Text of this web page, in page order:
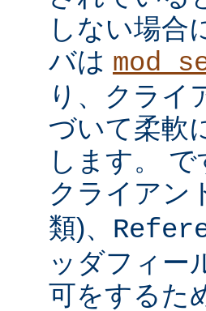
しない場合
バは
り、クライ
づいて柔軟
します。
クライアン
類)、
ッダフィー
可をするた